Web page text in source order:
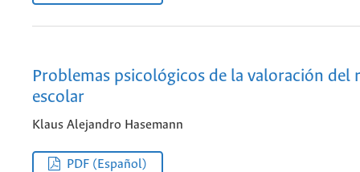
Problemas psicológicos de la valoración del
escolar
Klaus Alejandro Hasemann
PDF (Español)